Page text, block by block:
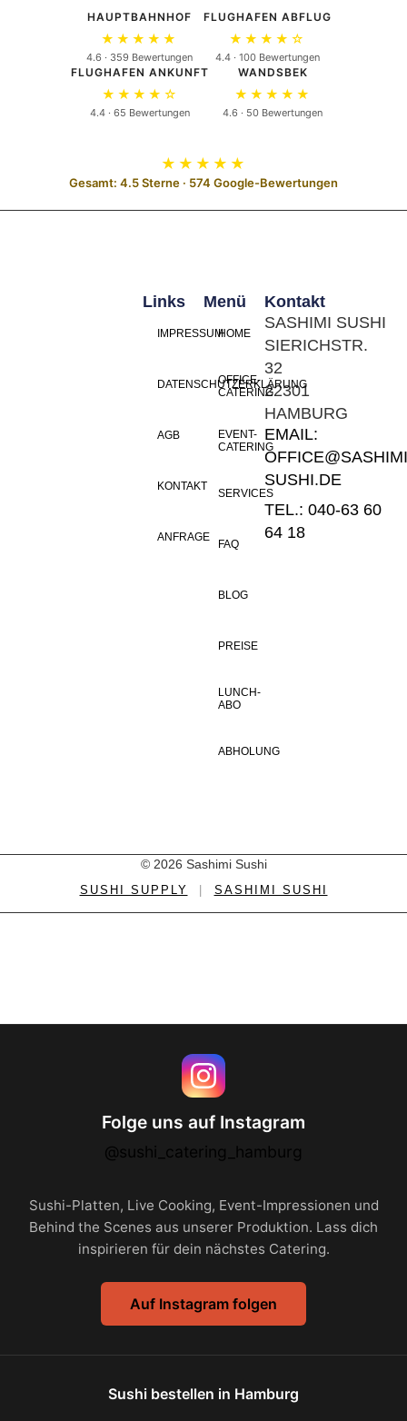
HAUPTBAHNHOF
★★★★★
4.6 · 359 Bewertungen
FLUGHAFEN ABFLUG
★★★★☆
4.4 · 100 Bewertungen
FLUGHAFEN ANKUNFT
★★★★☆
4.4 · 65 Bewertungen
WANDSBEK
★★★★★
4.6 · 50 Bewertungen
★★★★★
Gesamt: 4.5 Sterne · 574 Google-Bewertungen
Menü
HOME
OFFICE-
CATERING
EVENT-
CATERING
SERVICES
FAQ
BLOG
PREISE
LUNCH-
ABO
ABHOLUNG
Links
IMPRESSUM
DATENSCHUTZERKLÄRUNG
AGB
KONTAKT
ANFRAGE
Kontakt
SASHIMI SUSHI
SIERICHSTR.
32
22301
HAMBURG
EMAIL:
SUSHI.DE
TEL.: 040-63 60
64 18
© 2026 Sashimi Sushi
SUSHI SUPPLY SASHIMI SUSHI
Folge uns auf Instagram
@sushi_catering_hamburg
Sushi-Platten, Live Cooking, Event-Impressionen und
Behind the Scenes aus unserer Produktion. Lass dich
inspirieren für dein nächstes Catering.
Auf Instagram folgen
Sushi bestellen in Hamburg